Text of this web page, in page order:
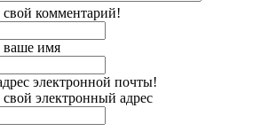
комментарий!
ваше имя
электронной почты!
электронный адрес